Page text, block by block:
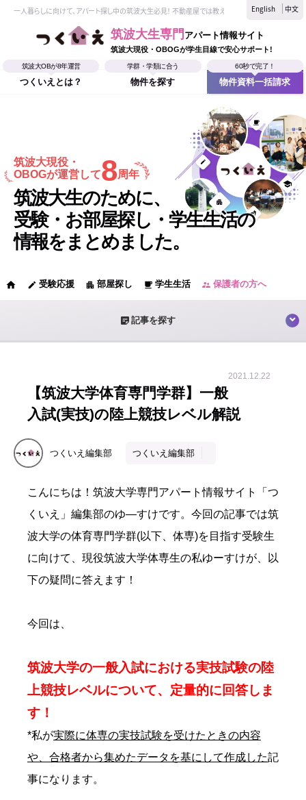
一人暮らしに向けて、アパート探し中の筑波大生必見！ 不動産屋では教えてくれない、筑波大生なら
English 中文
筑波大生専門 アパート情報サイト
筑波大現役・OBOGが学生目線で安心サポート!
筑波大OBが8年運営
つくいえとは？
学群・学類に合う
物件を探す
60秒で完了！
物件資料一括請求
筑波大現役・
OBOGが運営して8周年
筑波大生のために、
受験・お部屋探し・学生生活の
情報をまとめました。
home edit 受験応援 apartment 部屋探し local_cafe 学生生活 supervisor_account 保護者の方へ
sticky_note_2 記事を探す
2021.12.22
【筑波大学体育専門学群】一般
入試(実技)の陸上競技レベル解説
つくいえ編集部 つくいえ編集部
こんにちは！筑波大学専門アパート情報サイト「つ
くいえ」編集部のゆ―すけです。今回の記事では筑
波大学の体育専門学群(以下、体専)を目指す受験生
に向けて、現役筑波大学体専生の私ゆーすけが、以
下の疑問に答えます！
今回は、
筑波大学の一般入試における実技試験の陸
上競技レベルについて、定量的に回答しま
す！
*私が実際に体専の実技試験を受けたときの内容
や、合格者から集めたデータを基にして作成した記
事になります。